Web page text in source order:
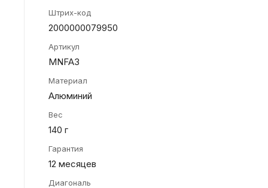
Штрих-код
2000000079950
Артикул
MNFA3
Материал
Алюминий
Вес
140 г
Гарантия
12 месяцев
Диагональ